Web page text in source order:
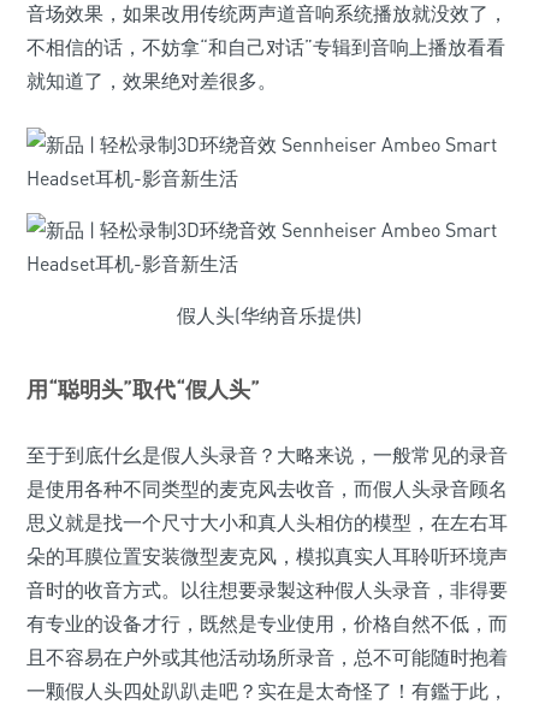
音场效果，如果改用传统两声道音响系统播放就没效了，
不相信的话，不妨拿“和自己对话”专辑到音响上播放看看
就知道了，效果绝对差很多。
假人头(华纳音乐提供)
用“聪明头”取代“假人头”
至于到底什幺是假人头录音？大略来说，一般常见的录音
是使用各种不同类型的麦克风去收音，而假人头录音顾名
思义就是找一个尺寸大小和真人头相仿的模型，在左右耳
朵的耳膜位置安装微型麦克风，模拟真实人耳聆听环境声
音时的收音方式。以往想要录製这种假人头录音，非得要
有专业的设备才行，既然是专业使用，价格自然不低，而
且不容易在户外或其他活动场所录音，总不可能随时抱着
一颗假人头四处趴趴走吧？实在是太奇怪了！有鑑于此，